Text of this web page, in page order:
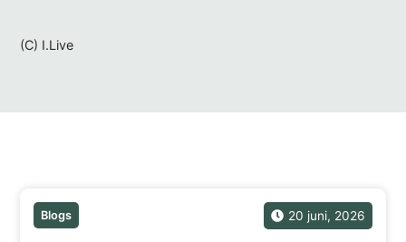
(C) I.Live
20 juni, 2026
Blogs